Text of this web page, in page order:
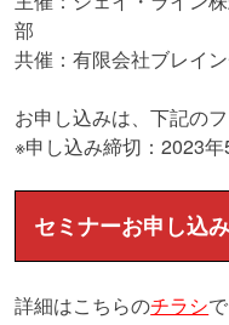
部
共催：有限会社ブレイ
お申し込みは、下記の
※申し込み締切：2023
セミナーお申し込
詳細はこちらのチラシ